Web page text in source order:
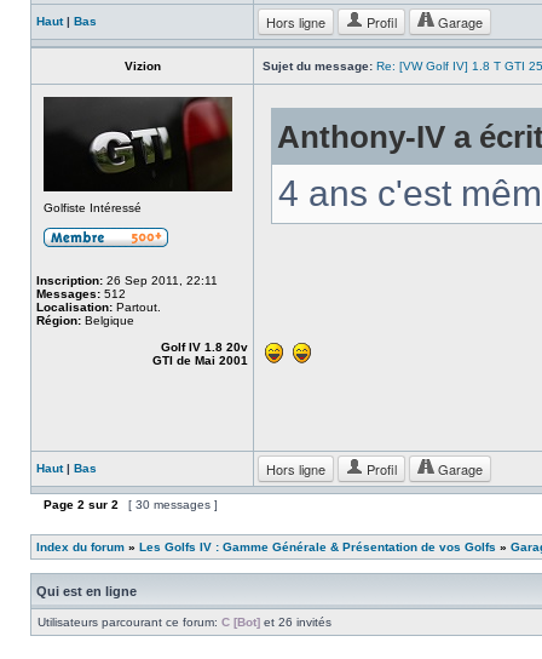
Haut| Bas Hors ligne Profil Garage
Vizion Sujet du message: Re: [VW Golf IV] 1.8 T GTI
Golfiste Intéressé
Inscription: 26 Sep 2011, 22:11
Messages: 512
Localisation: Partout.
Région: Belgique
Golf IV 1.8 20v
GTI de Mai 2001
Anthony-IV a
4 ans c'est
Haut| Bas Hors ligne Profil Garage
Page 2 sur 2 [ 30 messages ]
Index du forum » Les Golfs IV : Gamme Générale & Présentation de vos Golfs »
Qui est en ligne
Utilisateurs parcourant ce forum: C [Bot] et 26 invités